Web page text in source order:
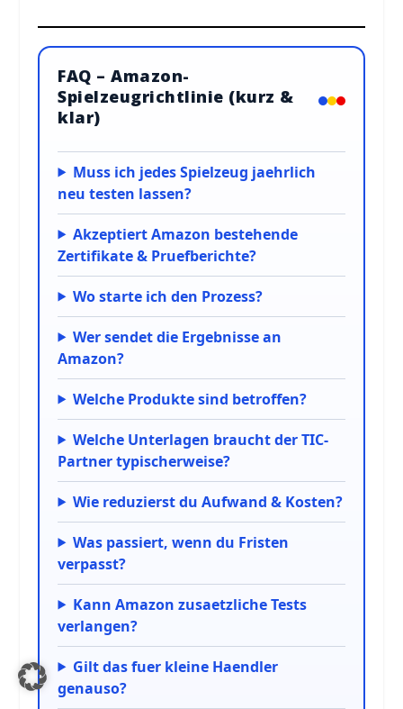
FAQ – Amazon-
Spielzeugrichtlinie (kurz &
klar)
Muss ich jedes Spielzeug jaehrlich
neu testen lassen?
Akzeptiert Amazon bestehende
Zertifikate & Pruefberichte?
Wo starte ich den Prozess?
Wer sendet die Ergebnisse an
Amazon?
Welche Produkte sind betroffen?
Welche Unterlagen braucht der TIC-
Partner typischerweise?
Wie reduzierst du Aufwand & Kosten?
Was passiert, wenn du Fristen
verpasst?
Kann Amazon zusaetzliche Tests
verlangen?
Gilt das fuer kleine Haendler
genauso?